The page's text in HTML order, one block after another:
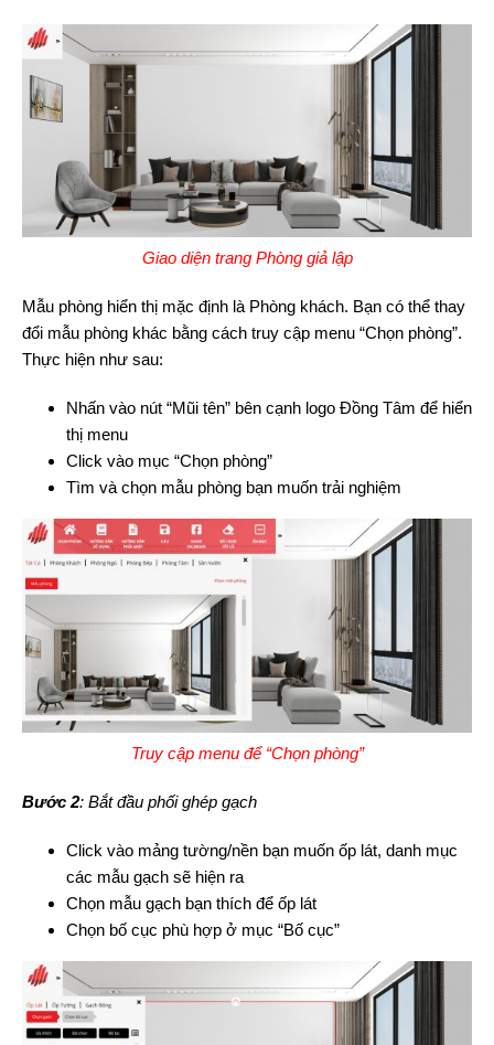
Giao diện trang Phòng giả lập
Mẫu phòng hiển thị mặc định là Phòng khách. Bạn có thể thay
đổi mẫu phòng khác bằng cách truy cập menu “Chọn phòng”.
Thực hiện như sau:
Nhấn vào nút “Mũi tên” bên cạnh logo Đồng Tâm để hiển
thị menu
Click vào mục “Chọn phòng”
Tìm và chọn mẫu phòng bạn muốn trải nghiệm
Truy cập menu để “Chọn phòng”
Bước 2: Bắt đầu phối ghép gạch
Click vào mảng tường/nền bạn muốn ốp lát, danh mục
các mẫu gạch sẽ hiện ra
Chọn mẫu gạch bạn thích để ốp lát
Chọn bố cục phù hợp ở mục “Bố cục”